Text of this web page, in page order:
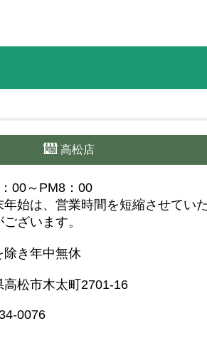
高松店
00～PM8：00
始は、営業時間を短縮させてい
ざいます。
除き年中無休
高松市木太町2701-16
0076